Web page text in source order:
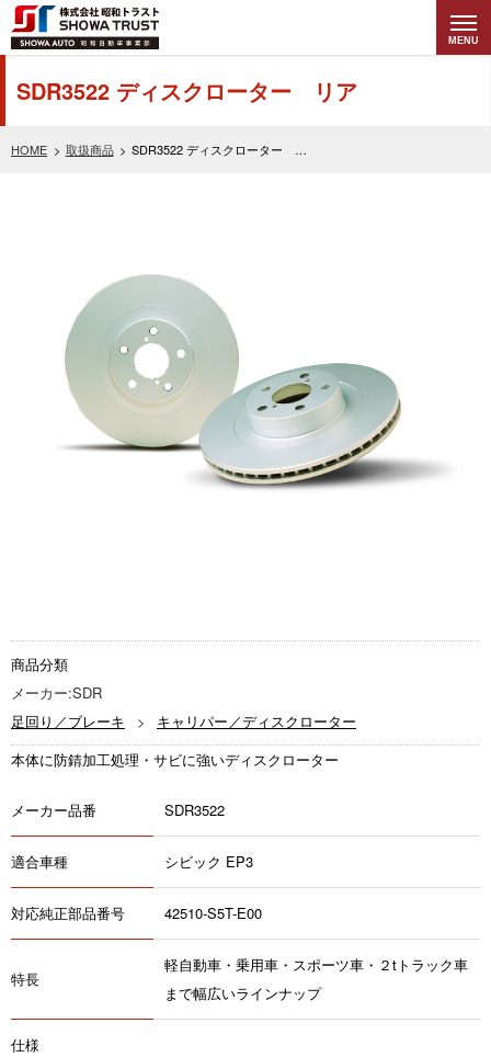
株式会社昭和トラ
スト (SHOWA
MENU
HOME 取扱商品 SDR3522 ディスクローター リア
SDR3522 ディスクローター リア
商品分類
メーカー:SDR
足回り／ブレーキ
キャリパー／ディスクローター
本体に防錆加工処理・サビに強いディスクローター
メーカー品番 SDR3522
適合車種 シビック EP3
対応純正部品番号 42510-S5T-E00
特長
軽自動車・乗用車・スポーツ車・２tトラック車
まで幅広いラインナップ
仕様